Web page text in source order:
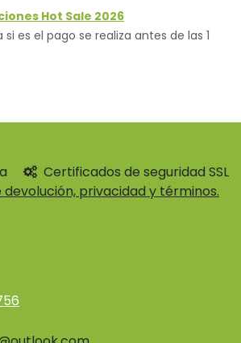
Hot Sale 2026
si es el pago se realiza antes de las 1
Certificados de seguridad SSL
devolución, privacidad y términos.